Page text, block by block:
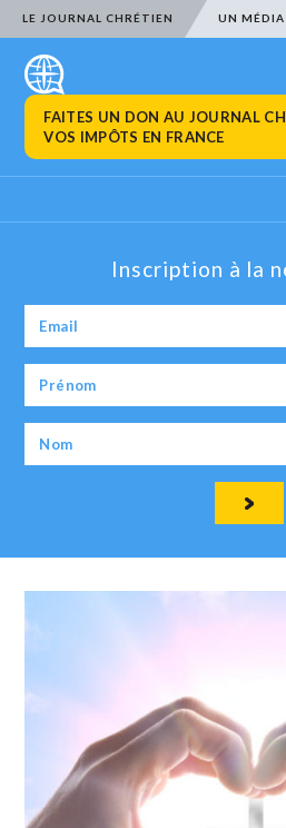
LE JOURNAL CHRÉTIEN UN MÉDIA
FAITES UN DON AU JOURNAL
VOS IMPÔTS EN FRANCE
Inscription à la